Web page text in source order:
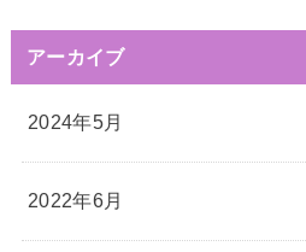
アーカイブ
2024年5月
2022年6月